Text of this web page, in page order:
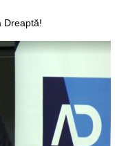
Dreaptă!